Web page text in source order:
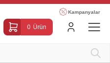
Kampanyalar
0 Ürün